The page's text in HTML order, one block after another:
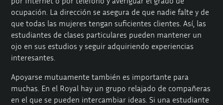
ocupación. La dirección se asegura de que nadie falte y de
que todas las mujeres tengan suficientes clientes. Así, las
estudiantes de clases particulares pueden mantener un
ojo en sus estudios y seguir adquiriendo experiencias
interesantes.
Apoyarse mutuamente también es importante para
muchas. En el Royal hay un grupo relajado de compañeras
en el que se pueden intercambiar ideas. Si una estudiante